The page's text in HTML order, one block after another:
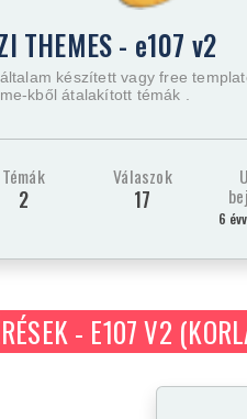
THEMES - e107 v2
készített vagy free
kből átalakított témák .
Témák
2
Válaszok
17
6
- E107 V2